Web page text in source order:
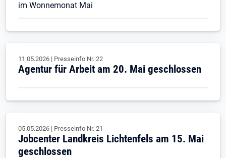
im Wonnemonat Mai
11.05.2026 | Presseinfo Nr. 22
Agentur für Arbeit am 20. Mai geschlossen
05.05.2026 | Presseinfo Nr. 21
Jobcenter Landkreis Lichtenfels am 15. Mai
geschlossen